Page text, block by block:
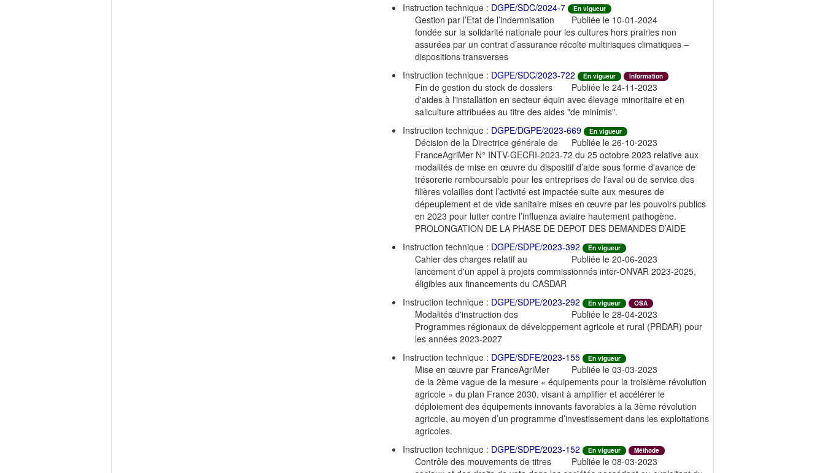
Instruction technique : DGPE/SDC/2024-7 En vigueur
Publiée le 10-01-2024
Gestion par l’Etat de l’indemnisation
fondée sur la solidarité nationale pour les cultures hors prairies non
assurées par un contrat d’assurance récolte multirisques climatiques –
dispositions transverses
Instruction technique : DGPE/SDC/2023-722 En vigueur Information
Publiée le 24-11-2023
Fin de gestion du stock de dossiers
d'aides à l'installation en secteur équin avec élevage minoritaire et en
saliculture attribuées au titre des aides "de minimis".
Instruction technique : DGPE/DGPE/2023-669 En vigueur
Publiée le 26-10-2023
Décision de la Directrice générale de
FranceAgriMer N° INTV-GECRI-2023-72 du 25 octobre 2023 relative aux
modalités de mise en œuvre du dispositif d’aide sous forme d'avance de
trésorerie remboursable pour les entreprises de l'aval ou de service des
filières volailles dont l’activité est impactée suite aux mesures de
dépeuplement et de vide sanitaire mises en œuvre par les pouvoirs publics
en 2023 pour lutter contre l’influenza aviaire hautement pathogène.
PROLONGATION DE LA PHASE DE DEPOT DES DEMANDES D’AIDE
Instruction technique : DGPE/SDPE/2023-392 En vigueur
Publiée le 20-06-2023
Cahier des charges relatif au
lancement d'un appel à projets commissionnés inter-ONVAR 2023-2025,
éligibles aux financements du CASDAR
Instruction technique : DGPE/SDPE/2023-292 En vigueur OSA
Publiée le 28-04-2023
Modalités d'instruction des
Programmes régionaux de développement agricole et rural (PRDAR) pour
les années 2023-2027
Instruction technique : DGPE/SDFE/2023-155 En vigueur
Publiée le 03-03-2023
Mise en œuvre par FranceAgriMer
de la 2ème vague de la mesure « équipements pour la troisième révolution
agricole » du plan France 2030, visant à amplifier et accélérer le
déploiement des équipements innovants favorables à la 3ème révolution
agricole, au moyen d’un programme d’investissement dans les exploitations
agricoles.
Instruction technique : DGPE/SDPE/2023-152 En vigueur Méthode
Publiée le 08-03-2023
Contrôle des mouvements de titres